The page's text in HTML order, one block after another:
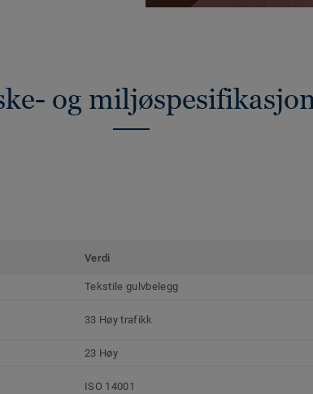
og
Verdi
Tekstile gulvbelegg
33 Høy trafikk
23 Høy
ISO 14001